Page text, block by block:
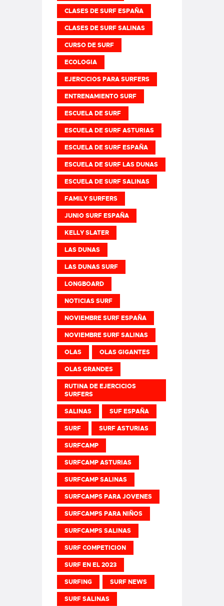
CLASES DE SURF ESPAÑA
CLASES DE SURF SALINAS
CURSO DE SURF
ECOLOGIA
EJERCICIOS PARA SURFERS
ENTRENAMIENTO SURF
ESCUELA DE SURF
ESCUELA DE SURF ASTURIAS
ESCUELA DE SURF ESPAÑA
ESCUELA DE SURF LAS DUNAS
ESCUELA DE SURF SALINAS
FAMILY SURFERS
JUNIO SURF ESPAÑA
KELLY SLATER
LAS DUNAS
LAS DUNAS SURF
LONGBOARD
NOTICIAS SURF
NOVIEMBRE SURF ESPAÑA
NOVIEMBRE SURF SALINAS
OLAS OLAS GIGANTES
OLAS GRANDES
RUTINA DE EJERCICIOS
SURFERS
SALINAS SUF ESPAÑA
SURF SURF ASTURIAS
SURFCAMP
SURFCAMP ASTURIAS
SURFCAMP SALINAS
SURFCAMPS PARA JOVENES
SURFCAMPS PARA NIÑOS
SURFCAMPS SALINAS
SURF COMPETICION
SURF EN EL 2023
SURFING SURF NEWS
SURF SALINAS